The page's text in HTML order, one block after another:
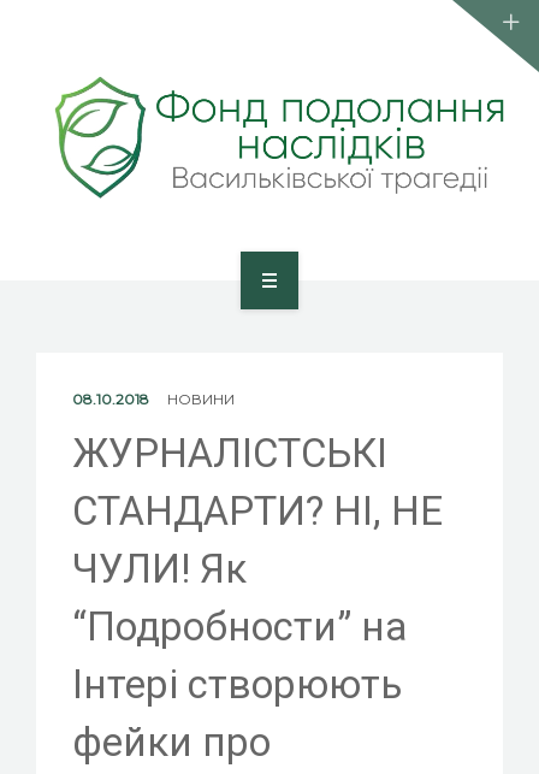
ПУБЛІКАЦІЇ
КОНТАКТИ
ВСТУП ДО ФОНДУ
08.10.2018 НОВИНИ
ЖУРНАЛІСТСЬКІ
СТАНДАРТИ? НІ, НЕ
ЧУЛИ! Як
“Подробности” на
Інтері створюють
фейки про